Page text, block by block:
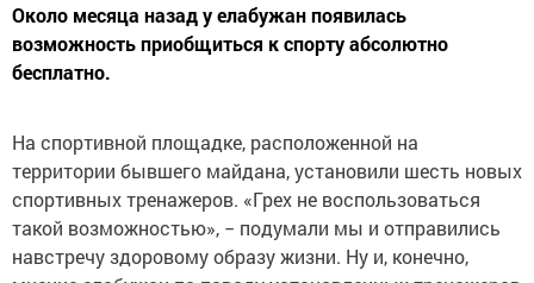
Около месяца назад у елабужан появилась
возможность приобщиться к спорту абсолютно
бесплатно.
На спортивной площадке, расположенной на
территории бывшего майдана, установили шесть новых
спортивных тренажеров. «Грех не воспользоваться
такой возможностью», − подумали мы и отправились
навстречу здоровому образу жизни. Ну и, конечно,